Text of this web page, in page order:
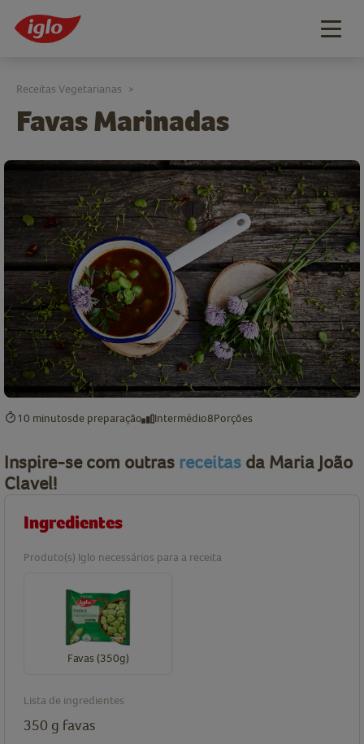
Favas Marinadas
Receitas Vegetarianas >
10 minutosde preparação Intermédio8Porções
Inspire-se com outras receitas da Maria João
Clavel!
Ingredientes
Produto(s) Iglo necessários para a receita
Favas (350g)
Lista de ingredientes
350 g favas